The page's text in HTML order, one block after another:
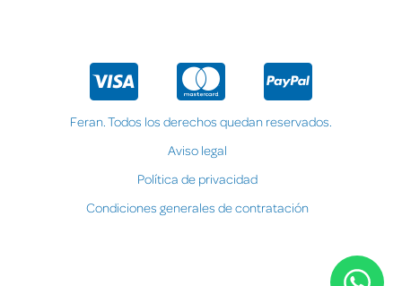
Feran. Todos los derechos quedan reservados.
Aviso legal
Política de privacidad
Condiciones generales de contratación